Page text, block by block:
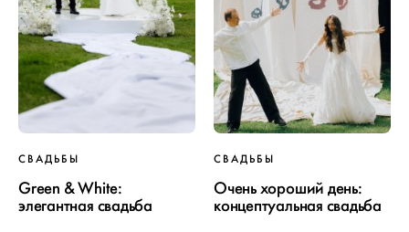
СВАДЬБЫ
Green & White:
элегантная свадьба
СВАДЬБЫ
Очень хороший день:
концептуальная свадьба